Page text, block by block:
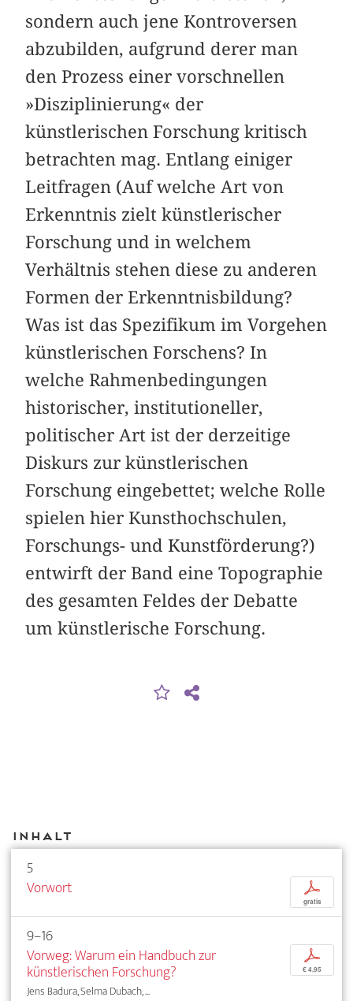
sondern auch jene Kontroversen
abzubilden, aufgrund derer man
den Prozess einer vorschnellen
»Disziplinierung« der
künstlerischen Forschung kritisch
betrachten mag. Entlang einiger
Leitfragen (Auf welche Art von
Erkenntnis zielt künstlerischer
Forschung und in welchem
Verhältnis stehen diese zu anderen
Formen der Erkenntnisbildung?
Was ist das Spezifikum im Vorgehen
künstlerischen Forschens? In
welche Rahmenbedingungen
historischer, institutioneller,
politischer Art ist der derzeitige
Diskurs zur künstlerischen
Forschung eingebettet; welche Rolle
spielen hier Kunsthochschulen,
Forschungs- und Kunstförderung?)
entwirft der Band eine Topographie
des gesamten Feldes der Debatte
um künstlerische Forschung.
Inhalt
5
Vorwort
p
gratis
9–16
Vorweg: Warum ein Handbuch zur
künstlerischen Forschung?
Jens Badura, Selma Dubach, ...
p
€ 4,95